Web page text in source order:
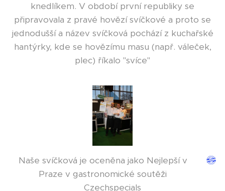
knedlíkem. V období první republiky se
připravovala z pravé hovězí svíčkové a proto se
jednodušší a název svíčková pochází z kuchařské
hantýrky, kde se hovězímu masu (např. váleček,
plec) říkalo "svíce"
Naše svíčková je oceněna jako Nejlepší v
Praze v gastronomické soutěži
Czechspecials